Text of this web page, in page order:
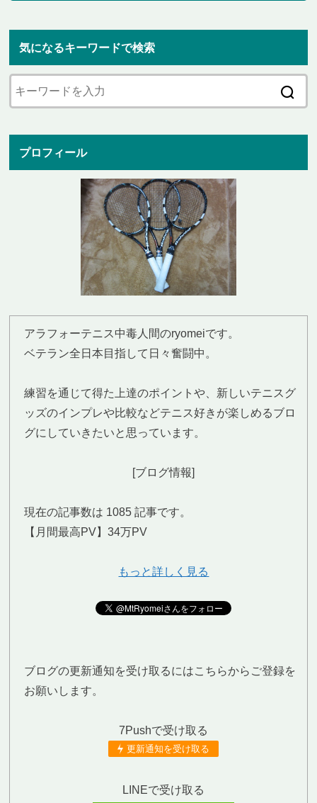
気になるキーワードで検索
プロフィール
アラフォーテニス中毒人間のryomeiです。
ベテラン全日本目指して日々奮闘中。
練習を通じて得た上達のポイントや、新しいテニスグ
ッズのインプレや比較などテニス好きが楽しめるブロ
グにしていきたいと思っています。
[ブログ情報]
現在の記事数は 1085 記事です。
【月間最高PV】34万PV
もっと詳しく見る
ブログの更新通知を受け取るにはこちらからご登録を
お願いします。
7Pushで受け取る
更新通知を受け取る
LINEで受け取る